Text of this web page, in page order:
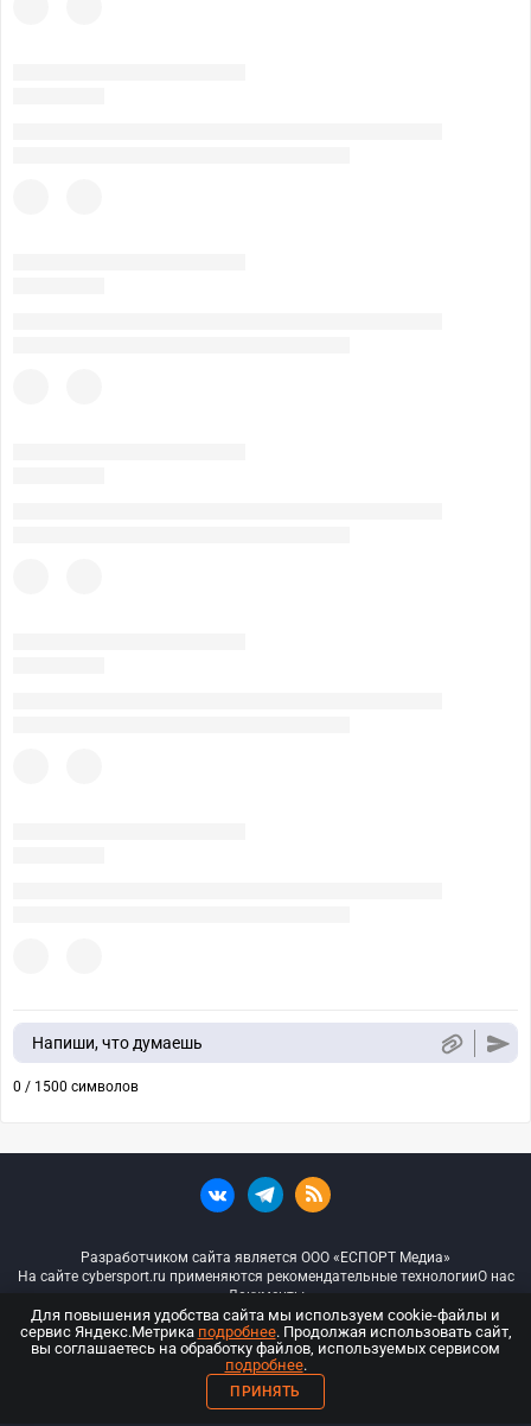
Напиши, что думаешь
0 / 1500 символов
Разработчиком сайта является ООО «ЕСПОРТ Медиа»
На сайте cybersport.ru применяются рекомендательные технологииО нас
Документы
© ООО «Киберспорт.ру» — Все права защищены
18+
ООО «Киберспорт.ру». Свидетельство о регистрации средств массовой
Для повышения удобства сайта мы используем cookie-файлы и
сервис Яндекс.Метрика подробнее. Продолжая использовать сайт,
вы соглашаетесь на обработку файлов, используемых сервисом
подробнее.
ПРИНЯТЬ